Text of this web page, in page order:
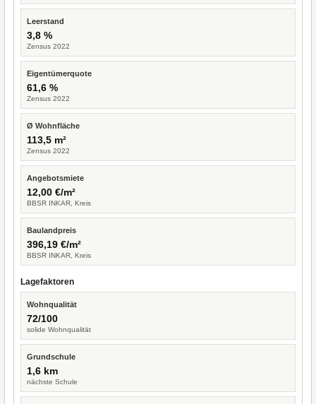
Leerstand
3,8 %
Zensus 2022
Eigentümerquote
61,6 %
Zensus 2022
Ø Wohnfläche
113,5 m²
Zensus 2022
Angebotsmiete
12,00 €/m²
BBSR INKAR, Kreis
Baulandpreis
396,19 €/m²
BBSR INKAR, Kreis
Lagefaktoren
Wohnqualität
72/100
solide Wohnqualität
Grundschule
1,6 km
nächste Schule